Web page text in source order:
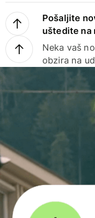
Pošaljite
uštedite na
Neka vaš
obzira na